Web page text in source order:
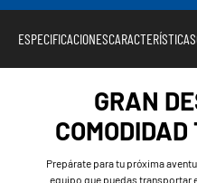
ESPECIFICACIONESCARACTERÍSTICAS
GRAN
Prepárate para tu próxima
equipo que puedas transportar